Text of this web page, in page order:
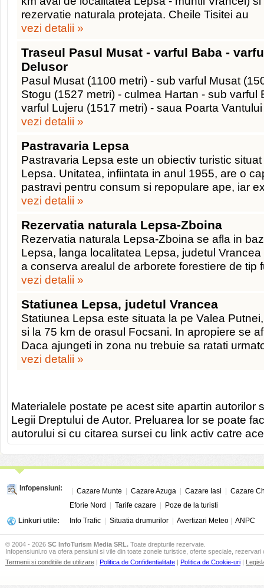
rezervatie naturala protejata. Cheile Tisitei au
vezi detalii »
Traseul Pasul Musat - varful Baba -
Delusor
Pasul Musat (1100 metri) - sub varful Musat
Stogu (1527 metri) - culmea Hartan - sub varful
varful Lujeru (1517 metri) - saua Poarta
vezi detalii »
Pastravaria Lepsa
Pastravaria Lepsa este un obiectiv turistic
Lepsa. Unitatea, infiintata in anul 1955, are o
pastravi pentru consum si repopulare ape, iar
vezi detalii »
Rezervatia naturala Lepsa-Zboina
Rezervatia naturala Lepsa-Zboina se afla in
Lepsa, langa localitatea Lepsa, judetul
a conserva arealul de arborete forestiere de tip
vezi detalii »
Statiunea Lepsa, judetul Vrancea
Statiunea Lepsa este situata la pe Valea
si la 75 km de orasul Focsani. In apropiere se
Daca ajungeti in zona nu trebuie sa ratati
vezi detalii »
Materialele postate pe acest site apartin autorilor
Legii Dreptului de Autor. Preluarea lor se poate
autorului si cu citarea sursei cu link activ catre
Infopensiuni: Cazare Munte Cazare Azuga Cazare Iasi
Cazare
Eforie Nord
Tarife cazare
Poze de la turisti
Linkuri utile:
Info Trafic Situatia drumurilor Avertizari Meteo ANPC
© 2004 - 2026 SC InfoTurism Media SRL. Toate drepturile rezervate.
Infopensiuni.ro va ofera pensiuni si vile din toate zonele turistice, oferte speciale, rezervari
Termenii si conditiile de utilizare | Politica de Confidentialitate | Politica de Cookie-uri |